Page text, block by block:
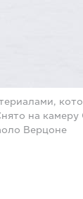
на камеру
Верцоне